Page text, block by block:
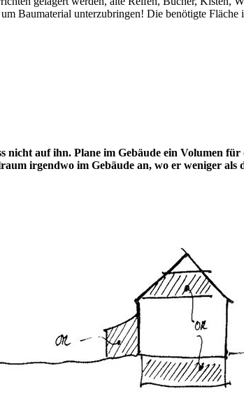
Baumaterial unterzubringen! Die benötigte
auf ihn. Plane im Gebäude ein Volumen für
irgendwo im Gebäude an, wo er weniger